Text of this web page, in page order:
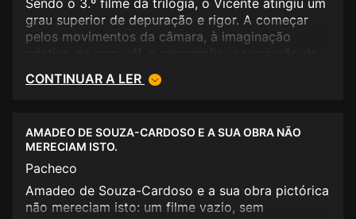
Sendo o 3.º filme da trilogia, o Vicente atingiu um
grau superior de depuração e rigor. A começar
pelos movimentos da câmara, à imaginação
época, a beleza singela da fotografia, tanto em
exteriores como em interiores. O som é muito
pela guerra e mais tarde a pandemia. Um
argumento depurado, que prefere mostrar os
sentimentos e emoções das personagens a ceder
à tentação de mais um filme biopic à americana!
Quem quiser conhecer a vida e obra de Amadeo,
CONTINUAR A LER
AMADEO DE SOUZA-CARDOSO E A SUA OBRA NÃO
MERECIAM ISTO.
Pacheco
Amadeo de Souza-Cardoso e a sua obra pictórica
não mereciam isto: um filme vazio, sem